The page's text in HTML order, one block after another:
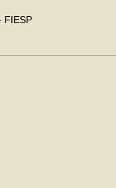
FIESP